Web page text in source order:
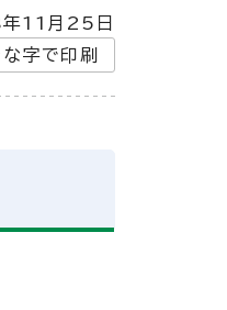
11月25日
字で印刷